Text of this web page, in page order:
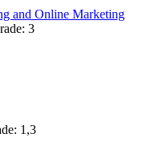
and Online Marketing
3
1,3